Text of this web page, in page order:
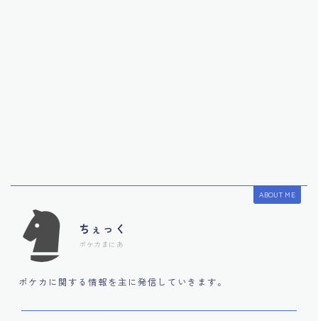
ABOUT ME
ちぇっく
ポケカまにあ
ポケカに関する情報を主に発信していきます。